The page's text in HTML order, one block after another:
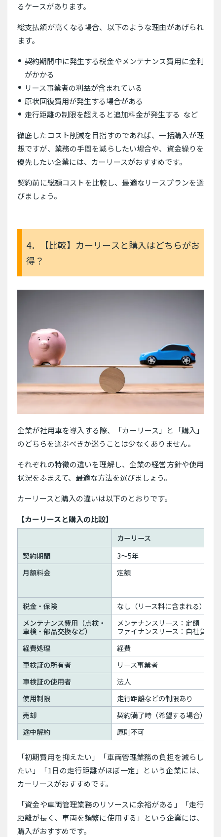
るケースがあります。
総支払額が高くなる場合、以下のような理由があげられ
ます。
契約期間中に発生する税金やメンテナンス費用に金利
がかかる
リース事業者の利益が含まれている
原状回復費用が発生する場合がある
走行距離の制限を超えると追加料金が発生する など
徹底したコスト削減を目指すのであれば、一括購入が理
想ですが、業務の手間を減らしたい場合や、資金繰りを
優先したい企業には、カーリースがおすすめです。
契約前に総額コストを比較し、最適なリースプランを選
びましょう。
4．【比較】カーリースと購入はどちらがお
得？
企業が社用車を導入する際、「カーリース」と「購入」
のどちらを選ぶべきか迷うことは少なくありません。
それぞれの特徴の違いを理解し、企業の経営方針や使用
状況をふまえて、最適な方法を選びましょう。
カーリースと購入の違いは以下のとおりです。
【カーリースと購入の比較】
カーリース
契約期間
3〜5年
月額料金
定額
税金・保険
なし（リース料に含まれる）
メンテナンス費用（点検・
車検・部品交換など）
メンテナンスリース：定額
ファイナンスリース：自社負担
経費処理
経費
車検証の所有者
リース事業者
車検証の使用者
法人
使用制限
走行距離などの制限あり
売却
契約満了時（希望する場合）
途中解約
原則不可
「初期費用を抑えたい」「車両管理業務の負担を減らし
たい」「1日の走行距離がほぼ一定」という企業には、
カーリースがおすすめです。
「資金や車両管理業務のリソースに余裕がある」「走行
距離が長く、車両を頻繁に使用する」という企業には、
購入がおすすめです。